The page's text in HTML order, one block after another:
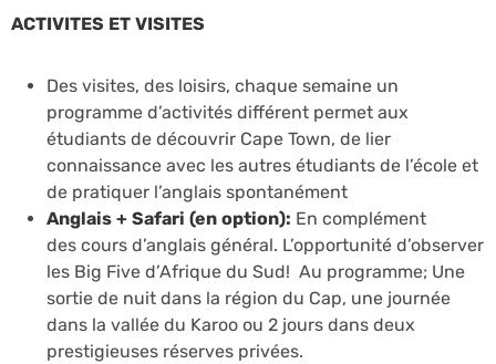
ACTIVITES ET VISITES
Des visites, des loisirs, chaque semaine un
programme d’activités différent permet aux
étudiants de découvrir Cape Town, de lier
connaissance avec les autres étudiants de l’école et
de pratiquer l’anglais spontanément
Anglais + Safari (en option): En complément
des cours d’anglais général. L’opportunité d’observer
les Big Five d’Afrique du Sud! Au programme; Une
sortie de nuit dans la région du Cap, une journée
dans la vallée du Karoo ou 2 jours dans deux
prestigieuses réserves privées.